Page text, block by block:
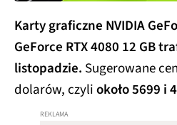
Karty graficzne NVIDIA
GeForce RTX 4080 12 GB
listopadzie. Sugerowane
dolarów, czyliokoło 5699 i